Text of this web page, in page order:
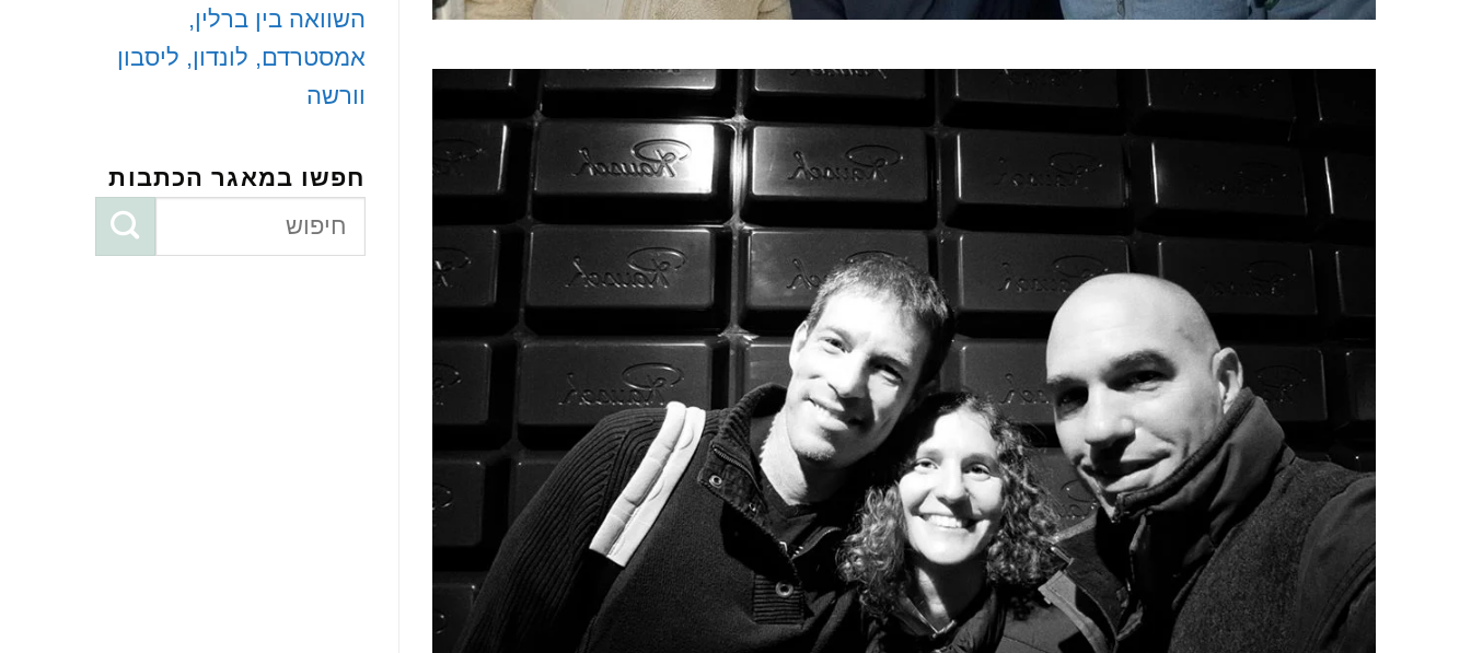
השוואה בין ברלין,
אמסטרדם, לונדון, ליסבון
וורשה
חפשו במאגר הכתבות